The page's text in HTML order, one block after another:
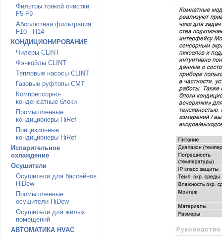
Фильтры тонкой очистки
F5-F9
Абсолютная фильтрация
F10 - H14
КОНДИЦИОНИРОВАНИЕ
Чилеры CLINT
Фэнкойлы CLINT
Тепловые насосы CLINT
Газовые руфтопы CMT
Компрессорно-
конденсатные блоки
Промышленные
кондиционеры HiRef
Прецизионные
кондиционеры HiRef
Испарительное
охлаждение
Осушители
Осушители для бассейнов
HiDew
Промышленные
осушители HiDew
Осушители для жилых
помещений
АВТОМАТИКА HVAC